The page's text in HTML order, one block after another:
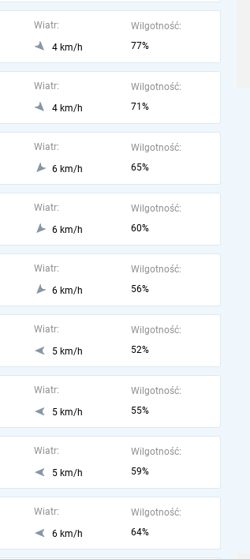
Wiatr:
4 km/h
Wilgotność:
77%
Wiatr:
4 km/h
Wilgotność:
71%
Wiatr:
6 km/h
Wilgotność:
65%
Wiatr:
6 km/h
Wilgotność:
60%
Wiatr:
6 km/h
Wilgotność:
56%
Wiatr:
5 km/h
Wilgotność:
52%
Wiatr:
5 km/h
Wilgotność:
55%
Wiatr:
5 km/h
Wilgotność:
59%
Wiatr:
6 km/h
Wilgotność:
64%